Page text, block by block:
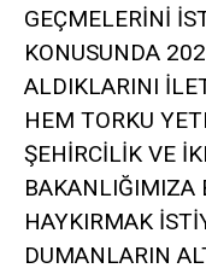
GEÇMELERİNİ
KONUSUNDA
ALDIKLARINI
HEM TORKU
ŞEHİRCİLİK VE
BAKANLIĞIMIZA
HAYKIRMAK
DUMANLARIN